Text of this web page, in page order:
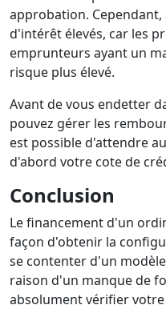
approbation.
d'intérêt élevés, car les
emprunteurs ayant un
risque plus élevé.
Avant de vous endetter
pouvez gérer les
est possible d'attendre
d'abord votre cote de
Conclusion
Le financement d'un
façon d'obtenir la
se contenter d'un
raison d'un manque de
absolument vérifier